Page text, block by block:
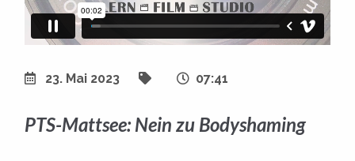
23. Mai 2023 07:41
PTS-Mattsee: Nein zu Bodyshaming